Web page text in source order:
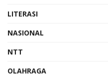
LITERASI
NASIONAL
NTT
OLAHRAGA